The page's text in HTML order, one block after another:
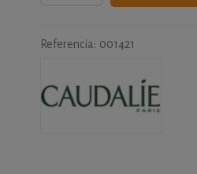
Referencia: 001421